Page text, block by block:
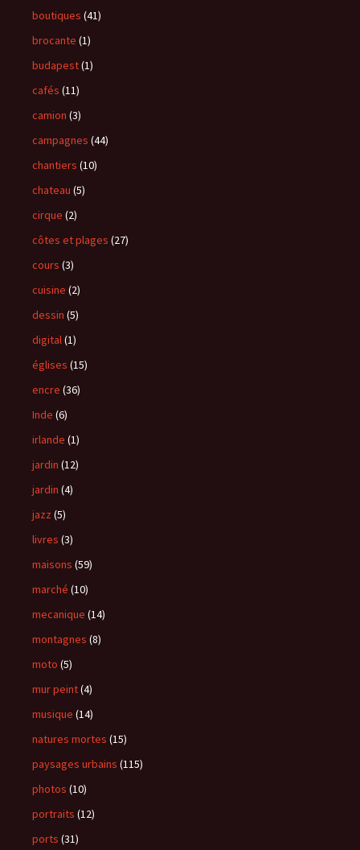
boutiques (41)
brocante (1)
budapest(1)
cafés (11)
camion (3)
campagnes (44)
chantiers (10)
chateau (5)
cirque (2)
côtes et plages (27)
cours (3)
cuisine (2)
dessin (5)
digital(1)
églises (15)
encre (36)
Inde (6)
irlande (1)
jardin (12)
jardin (4)
jazz (5)
livres (3)
maisons (59)
marché (10)
mecanique (14)
montagnes (8)
moto (5)
mur peint(4)
musique (14)
natures mortes (15)
paysages urbains (115)
photos (10)
portraits (12)
ports (31)